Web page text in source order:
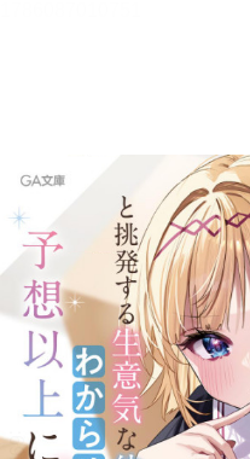
ょ？」と挑発する
染をわからせてや
以上にデレた【立
目次
目次を表示します。
この作品について
この作品の書誌情報を表示します